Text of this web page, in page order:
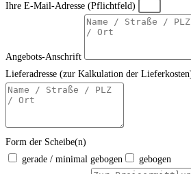
Ihre E-Mail-Adresse (Pflichtfeld)
Angebots-Anschrift
Lieferadresse (zur Kalkulation der
Form der Scheibe(n)
gerade / minimal gebogen
gebogen